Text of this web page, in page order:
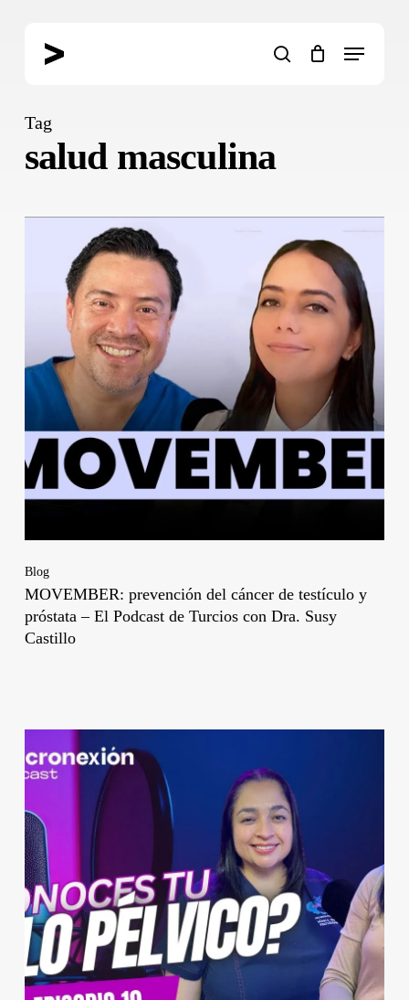
search
Menu
Tag
salud masculina
Blog
MOVEMBER: prevención del cáncer de testículo y
próstata – El Podcast de Turcios con Dra. Susy
Castillo